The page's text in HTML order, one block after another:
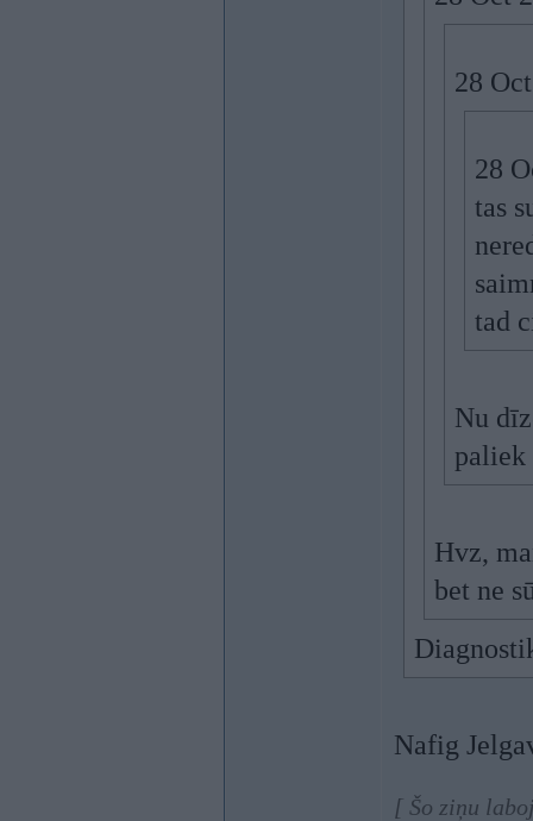
28
28
tas
tad
Nu
paliek
Hvz,
bet ne
Nafig
[ Šo ziņu